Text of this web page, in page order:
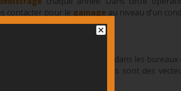
contacter pour le gainage au niveau d’un
causant des dégradations dans les bureaux
les souris et les rats sont des